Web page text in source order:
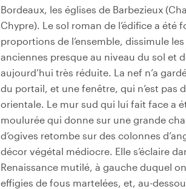
Bordeaux, les églises de Barbezieux
Chypre). Le sol roman de l’édifice a
proportions de l’ensemble, dissimule
anciennes presque au niveau du sol et
aujourd’hui très réduite. La nef n’a
du portail, et une fenêtre, qui n’est pas
orientale. Le mur sud qui lui fait face a
moulurée qui donne sur une grande
d’ogives retombe sur des colonnes
décor végétal médiocre. Elle s’éclaire
Renaissance mutilé, à gauche duquel
effigies de fous martelées, et, au-